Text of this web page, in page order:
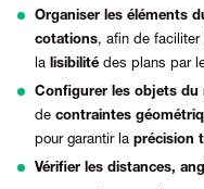
Organiser les éléments
cotations, afin de faciliter
la lisibilité des plans par
Configurer les objets du
de contraintes
pour garantir la précision
Vérifier les distances,